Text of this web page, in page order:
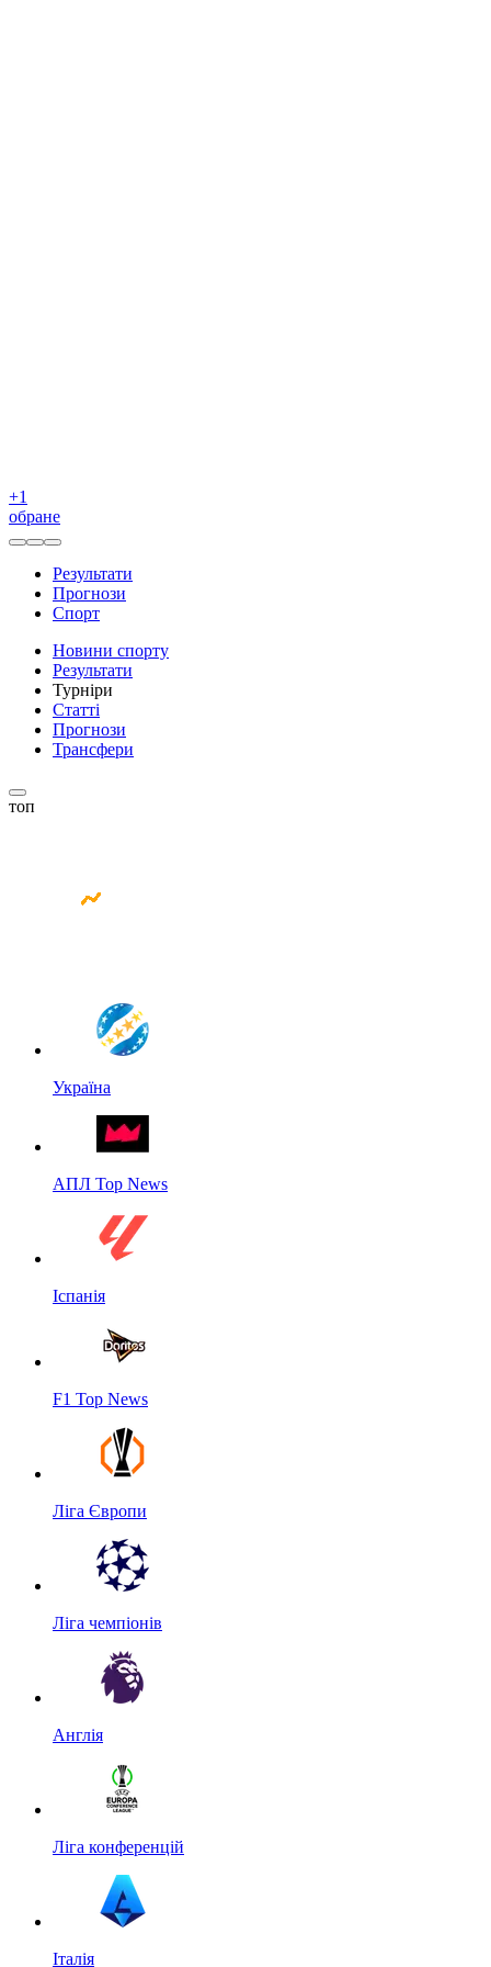
+1
обране
Результати
Прогнози
Спорт
Новини спорту
Результати
Турніри
Статті
Прогнози
Трансфери
топ
Україна
АПЛ Top News
Іспанія
F1 Top News
Ліга Європи
Ліга чемпіонів
Англія
Ліга конференцій
Італія